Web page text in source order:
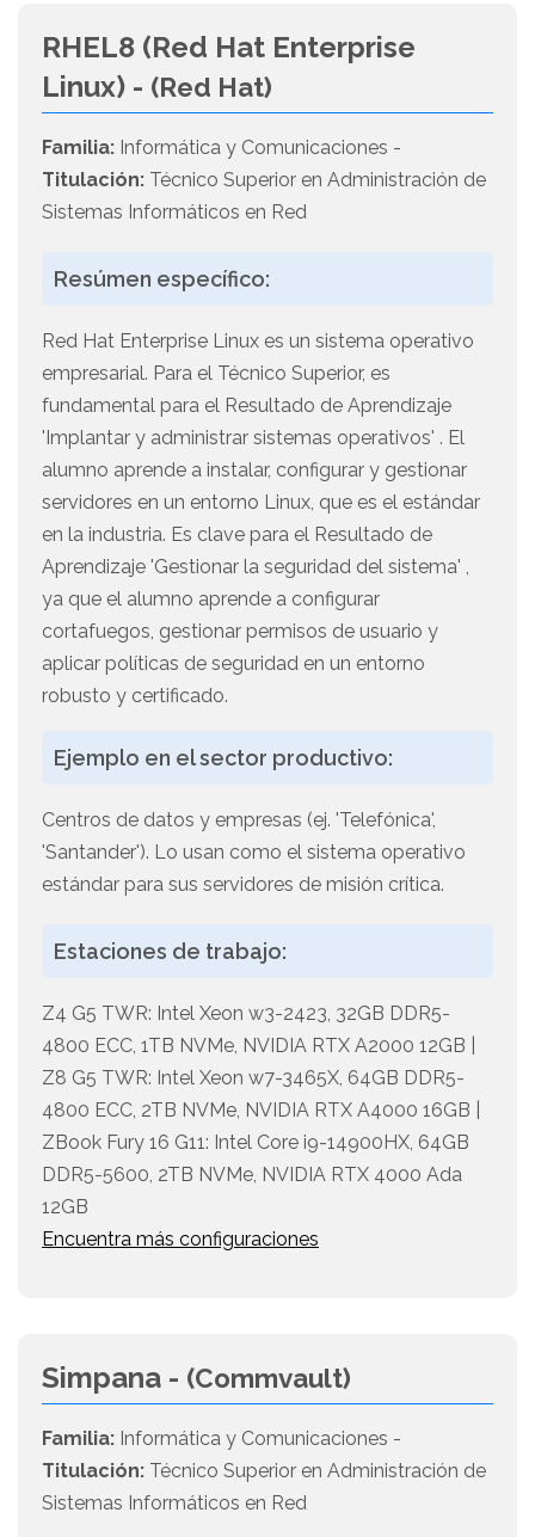
RHEL8 (Red Hat Enterprise
Linux) - (Red Hat)
Familia: Informática y Comunicaciones -
Titulación: Técnico Superior en Administración de
Sistemas Informáticos en Red
Resúmen específico:
Red Hat Enterprise Linux es un sistema operativo
empresarial. Para el Técnico Superior, es
fundamental para el Resultado de Aprendizaje
'Implantar y administrar sistemas operativos' . El
alumno aprende a instalar, configurar y gestionar
servidores en un entorno Linux, que es el estándar
en la industria. Es clave para el Resultado de
Aprendizaje 'Gestionar la seguridad del sistema' ,
ya que el alumno aprende a configurar
cortafuegos, gestionar permisos de usuario y
aplicar políticas de seguridad en un entorno
robusto y certificado.
Ejemplo en el sector productivo:
Centros de datos y empresas (ej. 'Telefónica',
'Santander'). Lo usan como el sistema operativo
estándar para sus servidores de misión crítica.
Estaciones de trabajo:
Z4 G5 TWR: Intel Xeon w3-2423, 32GB DDR5-
4800 ECC, 1TB NVMe, NVIDIA RTX A2000 12GB |
Z8 G5 TWR: Intel Xeon w7-3465X, 64GB DDR5-
4800 ECC, 2TB NVMe, NVIDIA RTX A4000 16GB |
ZBook Fury 16 G11: Intel Core i9-14900HX, 64GB
DDR5-5600, 2TB NVMe, NVIDIA RTX 4000 Ada
12GB
Encuentra más configuraciones
Simpana - (Commvault)
Familia: Informática y Comunicaciones -
Titulación: Técnico Superior en Administración de
Sistemas Informáticos en Red